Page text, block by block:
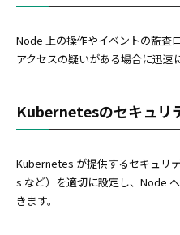
Node 上の操作やイベントの監査
アクセスの疑いがある場合に迅速
Kubernetesのセキュリ
Kubernetes が提供するセキュリ
s など）を適切に設定し、Node
きます。